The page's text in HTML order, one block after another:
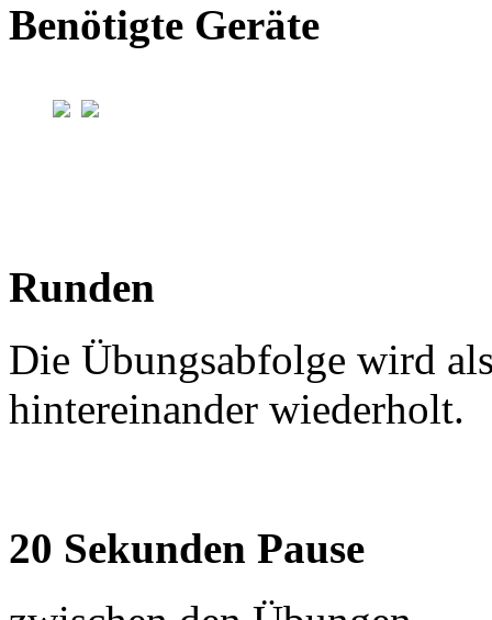
Benötigte Geräte
Runden
Die Übungsabfolge wird
hintereinander wiederholt.
20 Sekunden Pause